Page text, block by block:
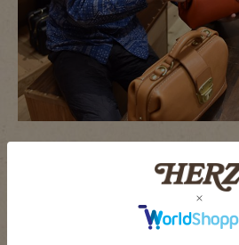
「他にも、ストラップを引っかける
の作りと同じ。